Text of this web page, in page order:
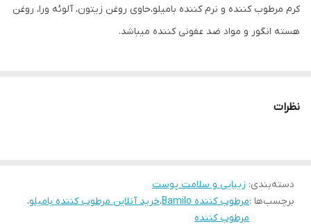
کرم مرطوب کننده و نرم کننده بامیلو،حاوی روغن زیتون، آلوئه ورا، روغن
هسته انگور و مواد ضد عفونی کننده میباشد.
نظرات
دسته‌بندی: زیبایی و سلامت پوست
برچسب‌ها :مرطوب کننده Bamilo ،خرید آنلاین مرطوب کننده بامیلو،
مرطوب کننده